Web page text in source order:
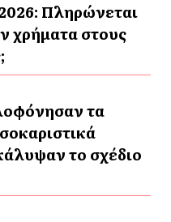
Πληρώνεται
χρήματα στους
τα
το σχέδιο